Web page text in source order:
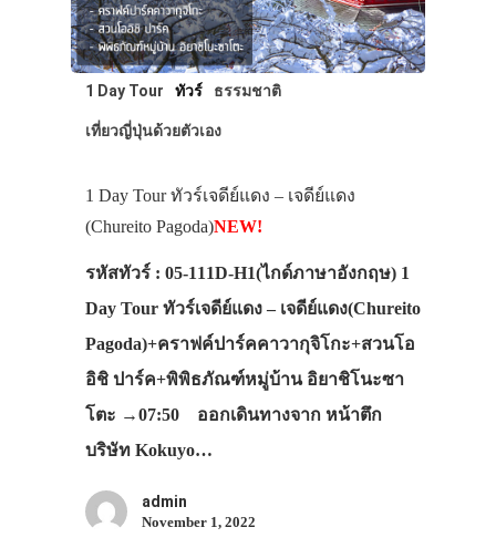
1 Day Tour ทัวร์ ธรรมชาติ
เที่ยวญี่ปุ่นด้วยตัวเอง
1 Day Tour ทัวร์เจดีย์แดง – เจดีย์แดง
(Chureito Pagoda)NEW!
รหัสทัวร์ : 05-111D-H1(ไกด์ภาษาอังกฤษ) 1
Day Tour ทัวร์เจดีย์แดง – เจดีย์แดง(Chureito
Pagoda)+คราฟค์ปาร์คคาวากุจิโกะ+สวนโอ
อิชิ ปาร์ค+พิพิธภัณฑ์หมู่บ้าน อิยาชิโนะซา
โตะ →07:50 ออกเดินทางจาก หน้าตึก
บริษัท Kokuyo…
admin
November 1, 2022